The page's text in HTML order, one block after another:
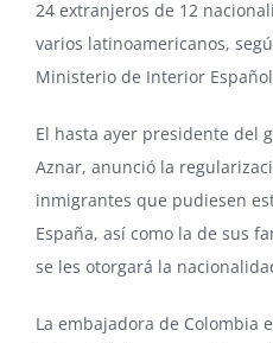
24 extranjeros de 12
varios latinoamericanos,
Ministerio de Interior
El hasta ayer presidente del
Aznar, anunció la
inmigrantes que pudiesen
España, así como la de sus
se les otorgará la
La embajadora de Colombia